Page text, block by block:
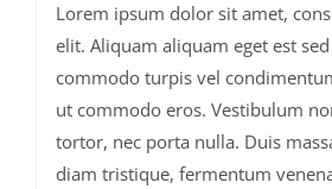
Lorem ipsum dolor sit amet,
elit. Aliquam aliquam eget est
commodo turpis vel
ut commodo eros. Vestibulum
tortor, nec porta nulla. Duis
diam tristique, fermentum